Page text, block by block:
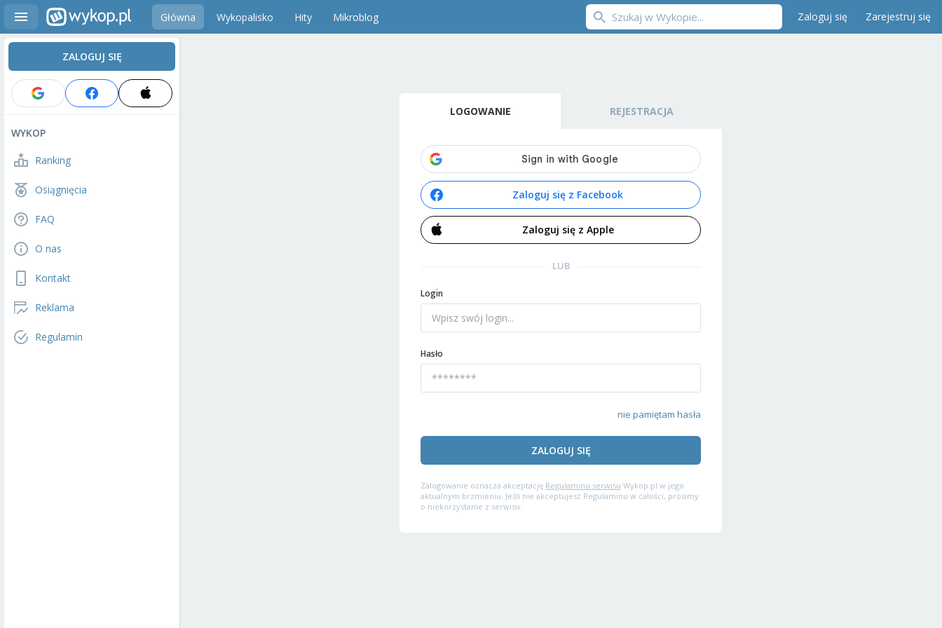
Główna Wykopalisko Hity Mikroblog Zaloguj się Zarejestruj się
ZALOGUJ SIĘ
WYKOP
Ranking
Osiągnięcia
FAQ
O nas
Kontakt
Reklama
Regulamin
LOGOWANIE REJESTRACJA
Zaloguj się z Facebook
Zaloguj się z Apple
LUB
Login
Hasło
nie pamiętam hasła
ZALOGUJ SIĘ
Zalogowanie oznacza akceptację Regulaminu serwisu Wykop.pl w jego
aktualnym brzmieniu. Jeśli nie akceptujesz Regulaminu w całości, prosimy
o niekorzystanie z serwisu.